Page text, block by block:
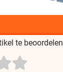
te beoordelen